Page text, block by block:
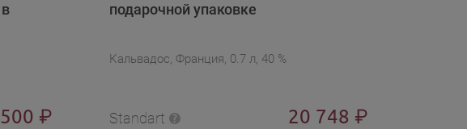
₽
подарочной упаковке
Кальвадос, Франция, 0.7 л, 40 %
Standart 20 748 ₽